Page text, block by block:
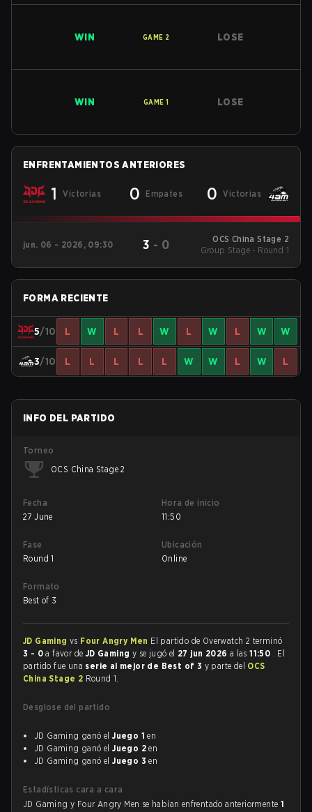
WIN GAME 2 LOSE
WIN GAME 1 LOSE
ENFRENTAMIENTOS ANTERIORES
1 Victorias 0 Empates 0 Victorias
jun. 06 - 2026, 09:30 3 - 0
OCS China Stage 2
Group Stage - Round 1
FORMA RECIENTE
5/10 L W L L W L W L W W
3/10 L L L L L W W L W L
INFO DEL PARTIDO
Torneo
OCS China Stage 2
Fecha
27 June
Hora de inicio
11:50
Fase
Round 1
Ubicación
Online
Formato
Best of 3
JD Gaming vs Four Angry Men El partido de Overwatch 2 terminó
3 - 0 a favor de JD Gaming y se jugó el 27 jun 2026 a las11:50 . El
partido fue una serie al mejor de Best of 3 y parte del OCS
China Stage 2 Round 1.
Desglose del partido
JD Gaming ganó elJuego 1 en
JD Gaming ganó elJuego 2 en
JD Gaming ganó elJuego 3 en
Estadísticas cara a cara
JD Gaming y Four Angry Men se habían enfrentado anteriormente 1